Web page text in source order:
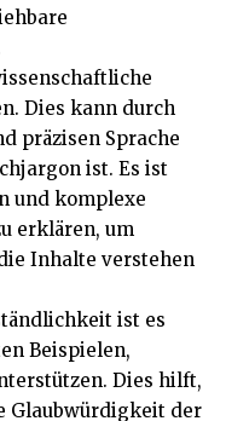
Dies kann durch
präzisen Sprache
ist. Es ist
und komplexe
erklären, um
Inhalte verstehen
ist es
Beispielen,
Dies hilft,
Glaubwürdigkeit der